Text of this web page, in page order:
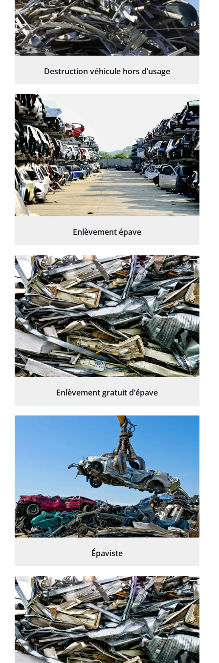
Destruction véhicule hors d’usage
Enlèvement épave
Enlèvement gratuit d’épave
Épaviste